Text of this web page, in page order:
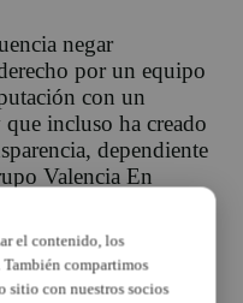
negar
por un equipo
con un
incluso ha creado
dependiente
Valencia En
el sindicato se
niega
a la cual el
negativa
el contenido, los
compartimos
sitio con nuestros socios